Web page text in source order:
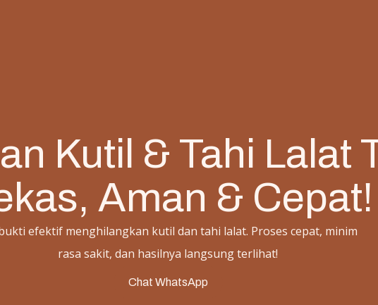
Kutil & Tahi Lalat
Aman & Cepat!
efektif menghilangkan kutil dan tahi lalat. Proses cepat, minim
rasa sakit, dan hasilnya langsung terlihat!
Chat WhatsApp